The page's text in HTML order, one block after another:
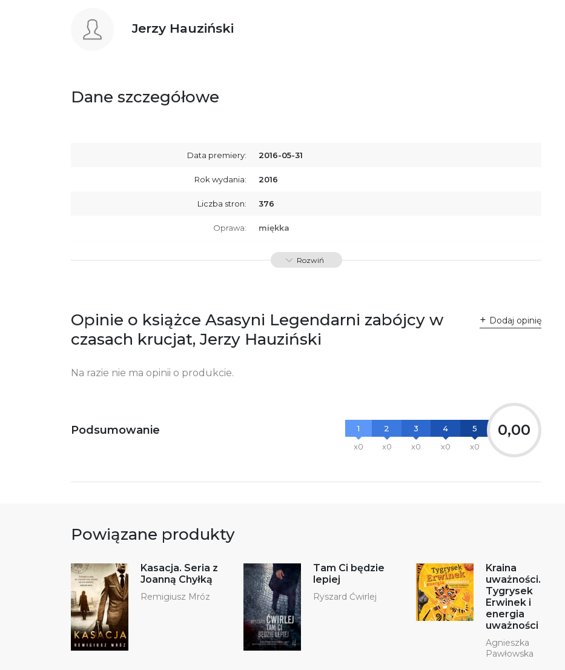
Jerzy Hauziński
Dane szczegółowe
Data premiery: 2016-05-31
Rok wydania: 2016
Liczba stron: 376
Oprawa: miękka
9788379764235
61-701 Poznań
kontakt@wydajenamsie.pl
Ostrzeżenia oraz informacje dotyczące
Rozwiń
Opinie o książce Asasyni Legendarni zabójcy w
czasach krucjat, Jerzy Hauziński
Dodaj opinię
Na razie nie ma opinii o produkcie.
Podsumowanie
1
x0
2
x0
3
x0
4
x0
5
x0
0,00
Powiązane produkty
Kasacja. Seria z
Joanną Chyłką
Remigiusz Mróz
Tam Ci będzie
lepiej
Ryszard Ćwirlej
Kraina
uważności.
Tygrysek
Erwinek i
energia
uważności
Agnieszka
Pawłowska